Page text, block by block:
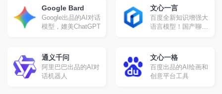
自然语言预测文字回
答查询。类似国内的
秘塔搜
Google Bard
Google出品的AI对话
模型，媲美ChatGPT
文心一言
百度全新知识增强大
语言模型！国产聊天
通义千问
阿里巴巴出品的AI对
话机器人
文心一格
百度出品的AI绘画和
创意平台工具